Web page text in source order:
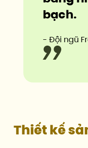
bạch.
- Đội ngũ
Thiết kế